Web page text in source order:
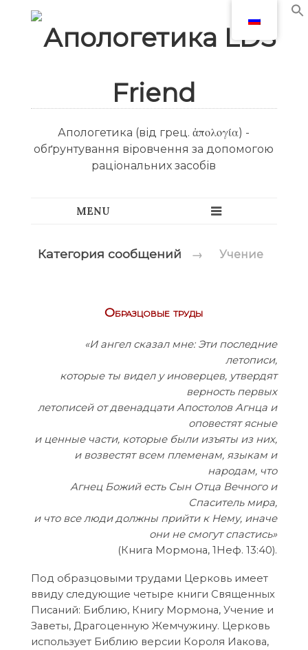
Апологетика (від грец. ἀπολογία) -
обґрунтування віровчення за допомогою
раціональних засобів
Категория сообщений → Учение
Образцовые труды
«И ангел сказал мне: Эти последние
летописи,
которые ты видел у иноверцев, утвердят
верность первых
летописей от двенадцати Апостолов Агнца и
оповестят ясные
и ценные части, которые были изъяты из них,
и возвестят всем племенам, языкам и
народам, что
Агнец Божий есть Сын Отца Вечного и
Спаситель мира,
и что все люди должны прийти к Нему, иначе
они не смогут спастись»
(Книга Мормона, 1Неф. 13:40).
Под образцовыми трудами Церковь имеет
ввиду следующие четыре книги Священных
Писаний: Библию, Книгу Мормона, Учение и
Заветы, Драгоценную Жемчужину. Церковь
использует Библию версии Короля Иакова,